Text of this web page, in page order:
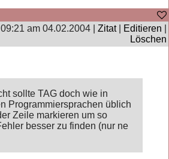
am 04.02.2004 | Zitat| Editieren
Löschen
sollte TAG doch wie in
Programmiersprachen üblich
Zeile markieren um so
besser zu finden (nur ne